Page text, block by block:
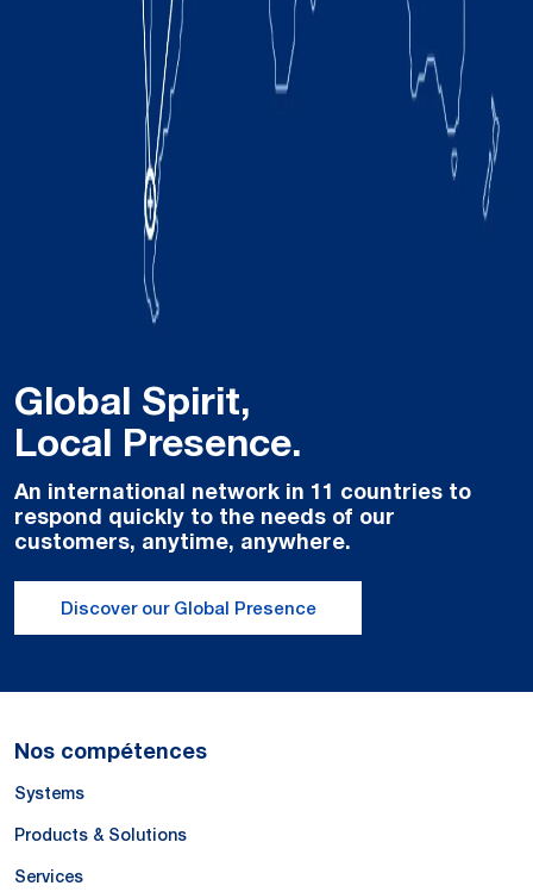
Global Spirit,
Local Presence.
An international network in 11 countries to
respond quickly to the needs of our
customers, anytime, anywhere.
Discover our Global Presence
Nos compétences
Systems
Products & Solutions
Services